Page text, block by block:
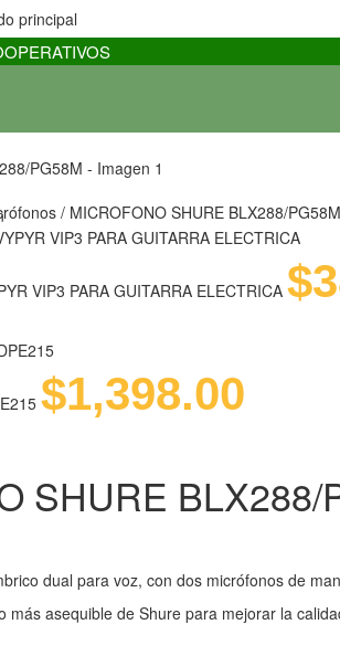
principal
/ MICROFONO SHURE BLX288/PG58M
VIP3 PARA GUITARRA ELECTRICA $
$1,398.00
SHURE BLX288/
dual para voz, con dos micrófonos de
más asequible de Shure para mejorar la